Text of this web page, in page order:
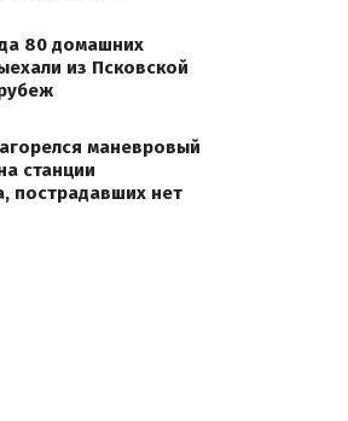
80 домашних
из Псковской
маневровый
станции
пострадавших нет